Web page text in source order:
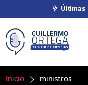
Últimas
Inicio ministros